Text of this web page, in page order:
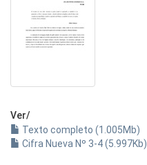
Ver/
Texto completo (1.005Mb)
Cifra Nueva Nº 3-4 (5.997Kb)